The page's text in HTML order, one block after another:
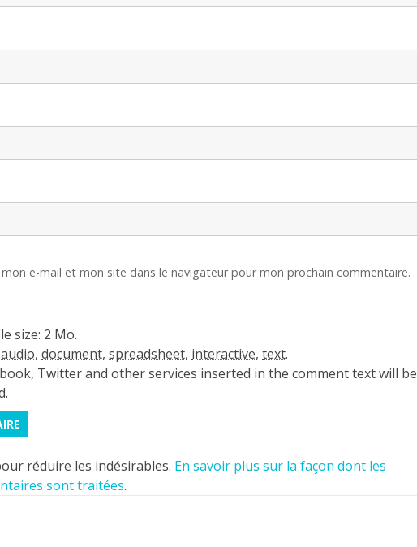
e-mail et mon site dans le navigateur pour mon prochain commentaire.
size: 2 Mo.
audio, document, spreadsheet, interactive, text.
Twitter and other services inserted in the comment text will be
réduire les indésirables. En savoir plus sur la façon dont les
sont traitées.